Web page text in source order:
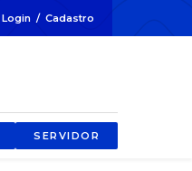
Login / Cadastro
SERVIDOR